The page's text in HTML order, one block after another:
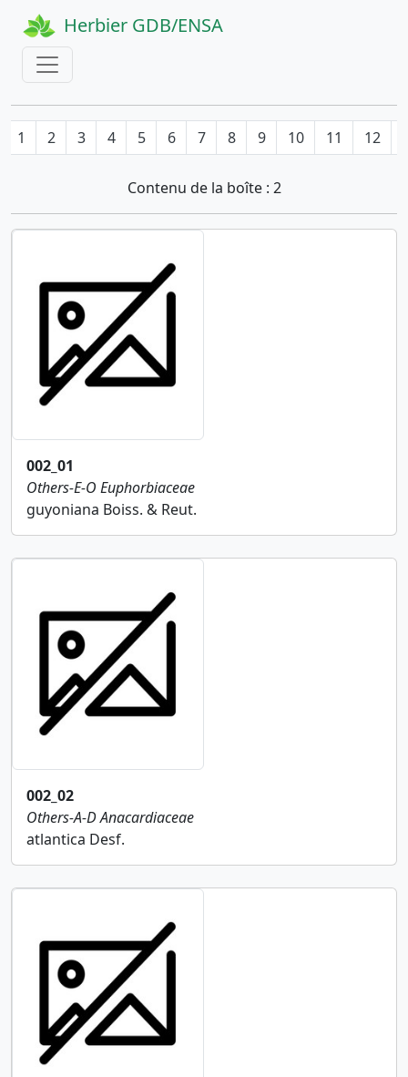
Herbier GDB/ENSA
1 2 3 4 5 6 7 8 9 10 11 12
Contenu de la boîte : 2
002_01
Others-E-O Euphorbiaceae
guyoniana Boiss. & Reut.
002_02
Others-A-DAnacardiaceae
atlantica Desf.